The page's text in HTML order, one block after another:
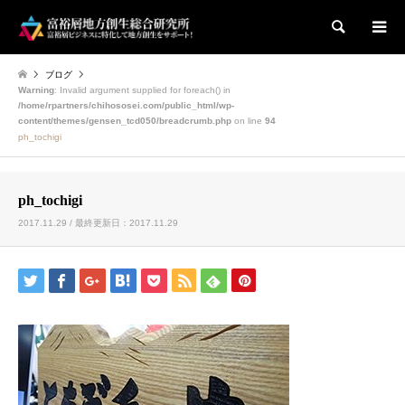
検索
ブログ
Warning: Invalid argument supplied for foreach() in
/home/rpartners/chihososei.com/public_html/wp-
content/themes/gensen_tcd050/breadcrumb.php on line 94
ph_tochigi
ph_tochigi
2017.11.29 / 最終更新日：2017.11.29